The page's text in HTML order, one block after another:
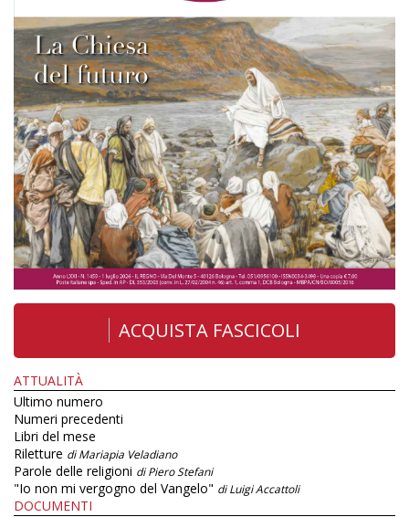
ACQUISTA FASCICOLI
ATTUALITÀ
Ultimo numero
Numeri precedenti
Libri del mese
Riletture di Mariapia Veladiano
Parole delle religioni di Piero Stefani
"Io non mi vergogno del Vangelo" di Luigi Accattoli
DOCUMENTI